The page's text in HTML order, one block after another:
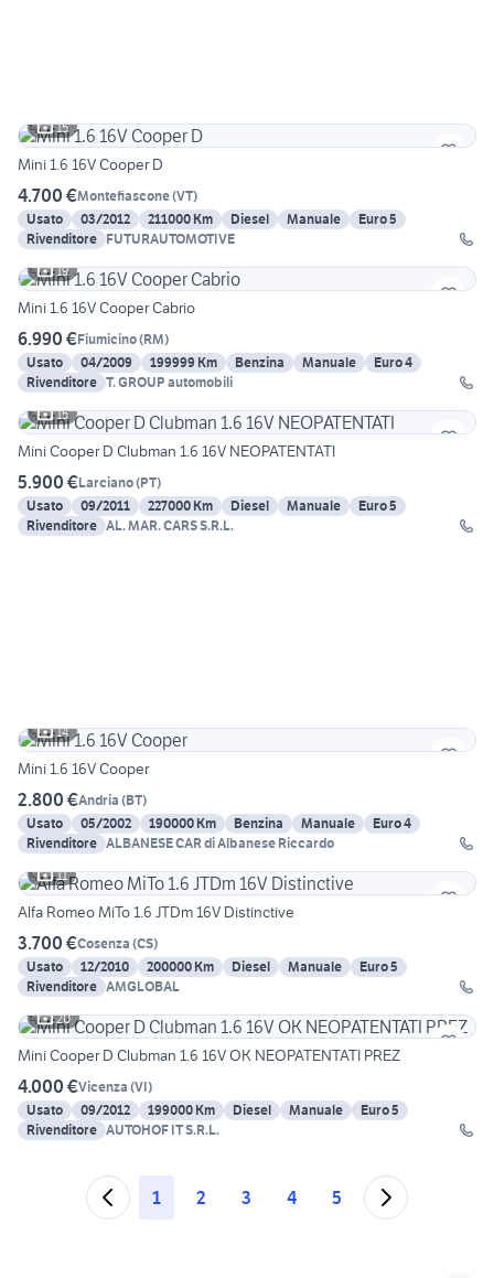
15
Mini 1.6 16V Cooper D
4.700 €Montefiascone(VT)
Usato
03/2012 211000 Km Diesel Manuale
Euro 5
Rivenditore FUTURAUTOMOTIVE
19
Mini 1.6 16V Cooper Cabrio
6.990 €Fiumicino(RM)
Usato
04/2009 199999 Km Benzina Manuale
Euro 4
Rivenditore T. GROUP automobili
15
Mini Cooper D Clubman 1.6 16V NEOPATENTATI
5.900 €Larciano(PT)
Usato
09/2011 227000 Km Diesel Manuale
Euro 5
Rivenditore AL. MAR. CARS S.R.L.
14
Mini 1.6 16V Cooper
2.800 €Andria (BT)
Usato
05/2002 190000 Km Benzina Manuale
Euro 4
Rivenditore ALBANESE CAR di Albanese Riccardo
11
Alfa Romeo MiTo 1.6 JTDm 16V Distinctive
3.700 €Cosenza (CS)
Usato
12/2010 200000 Km Diesel Manuale
Euro 5
Rivenditore AMGLOBAL
20
Mini Cooper D Clubman 1.6 16V OK NEOPATENTATI PREZ
4.000 €Vicenza (VI)
Usato
09/2012 199000 Km Diesel Manuale
Euro 5
Rivenditore
AUTOHOF IT S.R.L.
1 2 3 4 5